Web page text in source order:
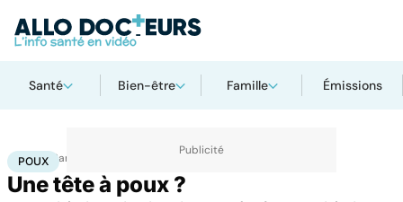
Santé Bien-être Famille Émissions
Accueil Santé
POUX
Une tête à poux ?